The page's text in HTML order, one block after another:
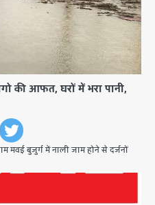
की आफत, घरों में भरा पानी,
मवई बुजुर्ग में नाली जाम होने से दर्जनों